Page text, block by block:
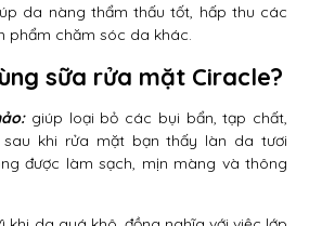
da nàng thẩm thấu tốt, hấp thu các
phẩm chăm sóc da khác.
sữa rửa mặt Ciracle?
giúp loại bỏ các bụi bẩn, tạp chất,
khi rửa mặt bạn thấy làn da tươi
được làm sạch, mịn màng và thông